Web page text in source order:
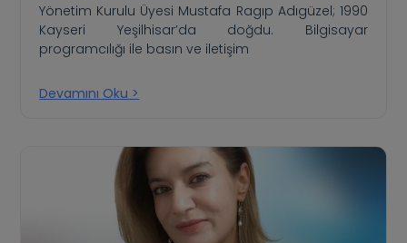
Yönetim Kurulu Üyesi Mustafa Ragıp Adıgüzel; 1990
Kayseri Yeşilhisar’da doğdu. Bilgisayar
programcılığı ile basın ve iletişim
Devamını Oku >